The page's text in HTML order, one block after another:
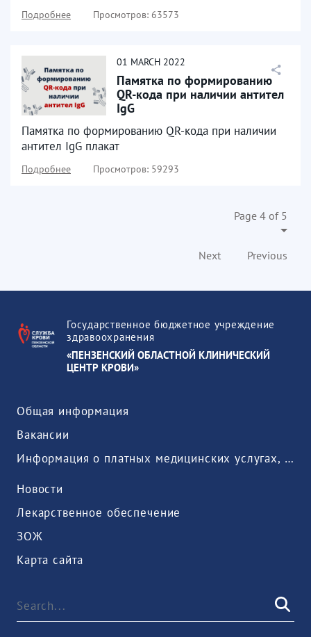
Подробнее Просмотров: 63573
01 MARCH 2022
Памятка по формированию
QR-кода при наличии антител
IgG
Памятка по формированию QR-кода при наличии
антител IgG плакат
Подробнее Просмотров: 59293
Page 4 of 5
Previous
Next
Государственное бюджетное учреждение
здравоохранения
«ПЕНЗЕНСКИЙ ОБЛАСТНОЙ КЛИНИЧЕСКИЙ
ЦЕНТР КРОВИ»
Общая информация
Вакансии
Информация о платных медицинских услугах, предоставляемых медицинской организацией
Новости
Лекарственное обеспечение
ЗОЖ
Карта сайта